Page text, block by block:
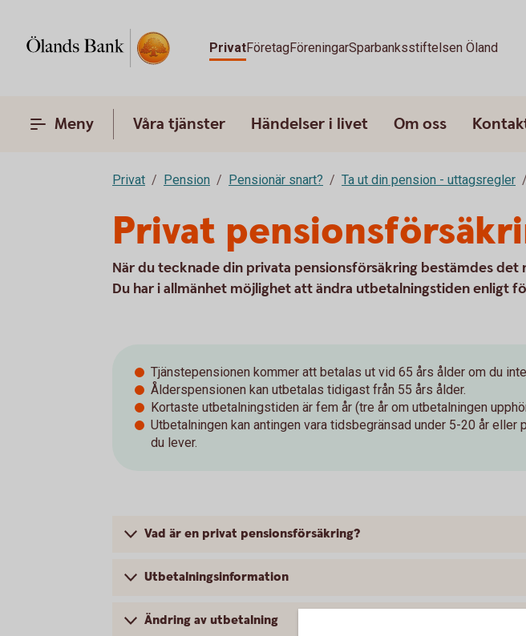
PrivatFöretagFöreningarSparbanksstiftelsen Öland
Meny Våra tjänster Händelser i livet Om oss
Privat Pension Pensionär snart? Ta ut din pension - uttagsregler
Privat
När du tecknade din privata pensionsförsäkring bestämdes det
Du har i allmänhet möjlighet att ändra utbetalningstiden enligt
Tjänstepensionen kommer att betalas ut vid 65 års ålder om du
Ålderspensionen kan utbetalas tidigast från 55 års ålder.
Kortaste utbetalningstiden är fem år (tre år om utbetalningen
Utbetalningen kan antingen vara tidsbegränsad under 5-20 år eller
du lever.
Vad är en privat pensionsförsäkring?
Utbetalningsinformation
Ändring av utbetalning